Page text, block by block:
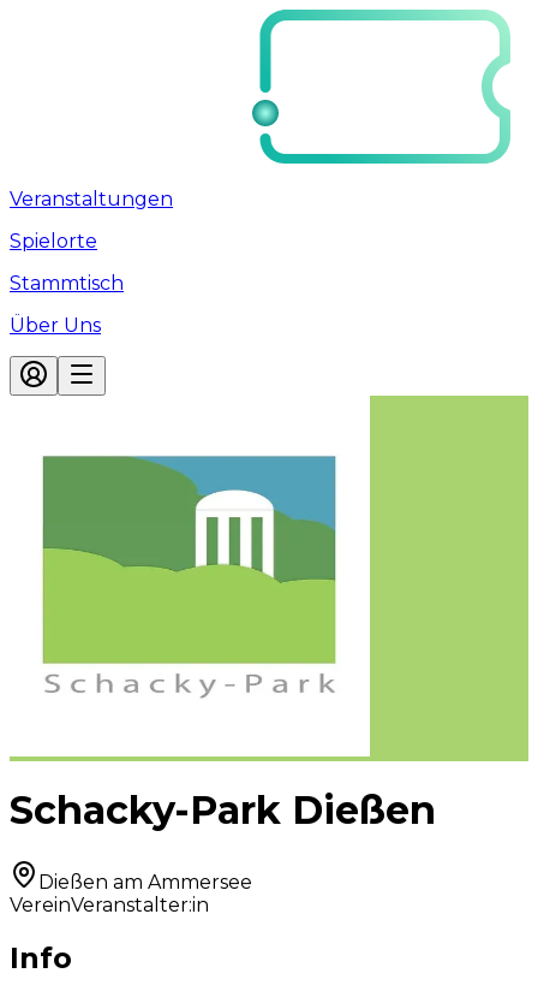
Veranstaltungen
Spielorte
Stammtisch
Über Uns
Schacky-Park Dießen
Dießen am Ammersee
VereinVeranstalter:in
Info